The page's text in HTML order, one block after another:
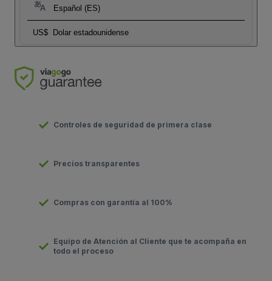
Español (ES)
US$ Dolar estadounidense
Controles de seguridad de primera clase
Precios transparentes
Compras con garantía al 100%
Equipo de Atención al Cliente que te acompaña en
todo el proceso